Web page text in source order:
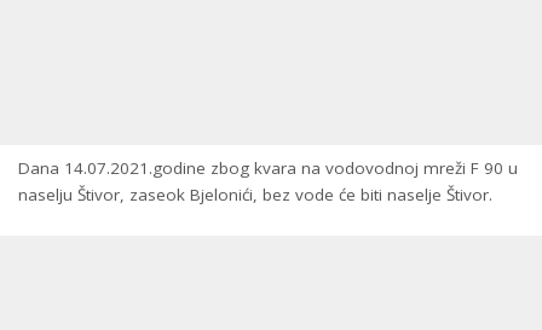
Dana 14.07.2021.godine zbog kvara na vodovodnoj mreži F 90 u
naselju Štivor, zaseok Bjelonići, bez vode će biti naselje Štivor.